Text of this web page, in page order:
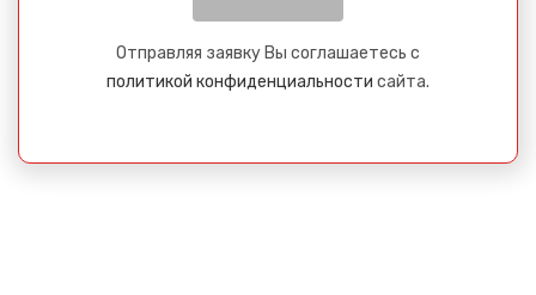
Отправляя заявку Вы соглашаетесь с
политикой конфиденциальности сайта.